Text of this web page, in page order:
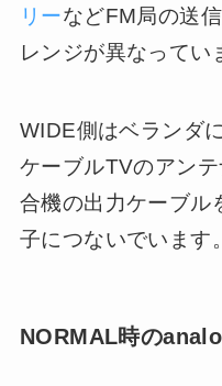
リーなどFM局の送
レンジが異なってい
WIDE側はベランダ
ケーブルTVのアン
合機の出力ケーブル
子につないでいます。
NORMAL時の